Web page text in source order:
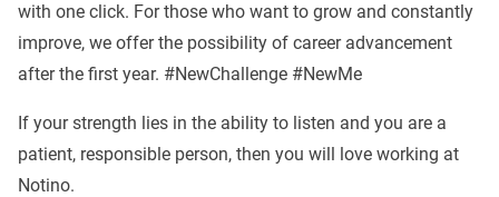
with one click. For those who want to grow and constantly
improve, we offer the possibility of career advancement
after the first year. #NewChallenge #NewMe
If your strength lies in the ability to listen and you are a
patient, responsible person, then you will love working at
Notino.